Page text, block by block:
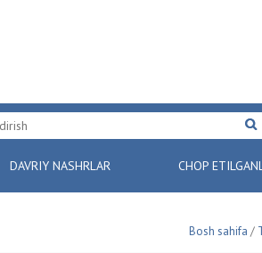
DAVRIY NASHRLAR CHOP
Bosh sahifa /